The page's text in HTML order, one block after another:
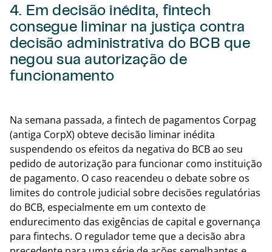
4. Em decisão inédita, fintech
consegue liminar na justiça contra
decisão administrativa do BCB que
negou sua autorização de
funcionamento
Na semana passada, a fintech de pagamentos Corpag
(antiga CorpX) obteve decisão liminar inédita
suspendendo os efeitos da negativa do BCB ao seu
pedido de autorização para funcionar como instituição
de pagamento. O caso reacendeu o debate sobre os
limites do controle judicial sobre decisões regulatórias
do BCB, especialmente em um contexto de
endurecimento das exigências de capital e governança
para fintechs. O regulador teme que a decisão abra